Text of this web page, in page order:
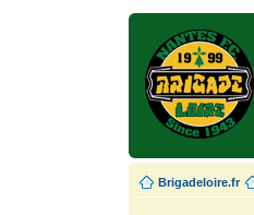
Brigadeloire.fr